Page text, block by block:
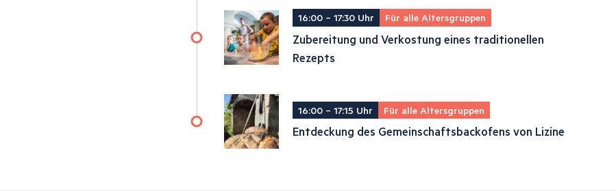
16:00 – 17:30 Uhr Für alle Altersgruppen
Zubereitung und Verkostung eines traditionellen
Rezepts
16:00 – 17:15 Uhr Für alle Altersgruppen
Entdeckung des Gemeinschaftsbackofens von Lizine